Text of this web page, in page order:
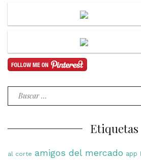
Buscar
Etiquetas
al corte amigos del mercado app